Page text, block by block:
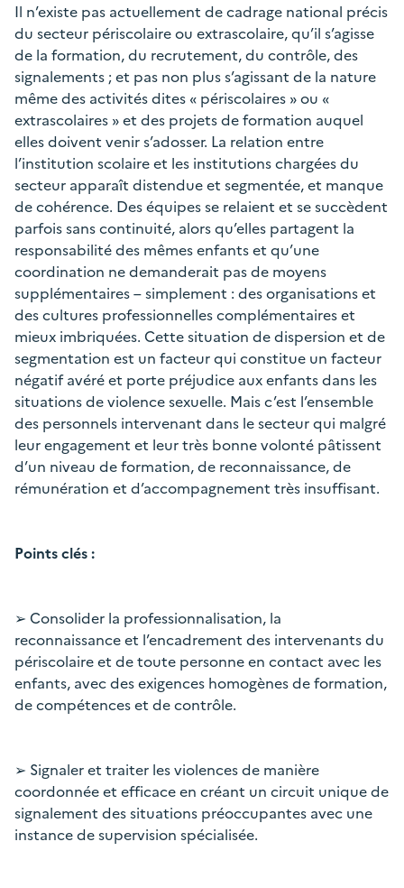
Il n’existe pas actuellement de cadrage national précis
du secteur périscolaire ou extrascolaire, qu’il s’agisse
de la formation, du recrutement, du contrôle, des
signalements ; et pas non plus s’agissant de la nature
même des activités dites « périscolaires » ou «
extrascolaires » et des projets de formation auquel
elles doivent venir s’adosser. La relation entre
l’institution scolaire et les institutions chargées du
secteur apparaît distendue et segmentée, et manque
de cohérence. Des équipes se relaient et se succèdent
parfois sans continuité, alors qu’elles partagent la
responsabilité des mêmes enfants et qu’une
coordination ne demanderait pas de moyens
supplémentaires – simplement : des organisations et
des cultures professionnelles complémentaires et
mieux imbriquées. Cette situation de dispersion et de
segmentation est un facteur qui constitue un facteur
négatif avéré et porte préjudice aux enfants dans les
situations de violence sexuelle. Mais c’est l’ensemble
des personnels intervenant dans le secteur qui malgré
leur engagement et leur très bonne volonté pâtissent
d’un niveau de formation, de reconnaissance, de
rémunération et d’accompagnement très insuffisant.
Points clés:
➢ Consolider la professionnalisation, la
reconnaissance et l’encadrement des intervenants du
périscolaire et de toute personne en contact avec les
enfants, avec des exigences homogènes de formation,
de compétences et de contrôle.
➢ Signaler et traiter les violences de manière
coordonnée et efficace en créant un circuit unique de
signalement des situations préoccupantes avec une
instance de supervision spécialisée.